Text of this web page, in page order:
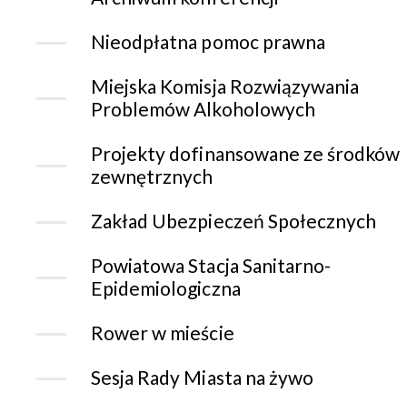
Nieodpłatna pomoc prawna
Miejska Komisja Rozwiązywania
Problemów Alkoholowych
Projekty dofinansowane ze środków
zewnętrznych
Zakład Ubezpieczeń Społecznych
Powiatowa Stacja Sanitarno-
Epidemiologiczna
Rower w mieście
Sesja Rady Miasta na żywo